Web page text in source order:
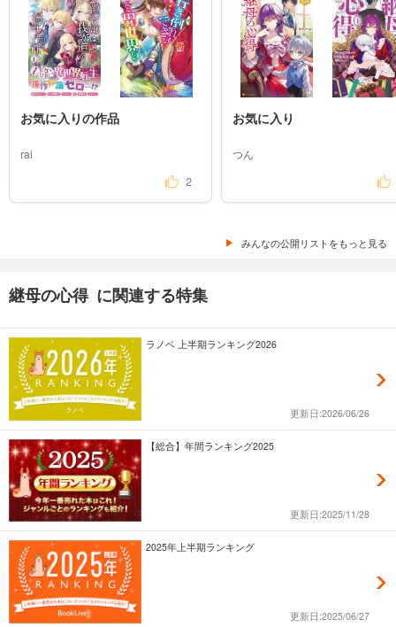
お気に入りの作品
rai
2
お気に入り
つん
みんなの公開リストをもっと見る
継母の心得 に関連する特集
ラノベ 上半期ランキング2026
更新日:2026/06/26
【総合】年間ランキング2025
更新日:2025/11/28
2025年上半期ランキング
更新日:2025/06/27